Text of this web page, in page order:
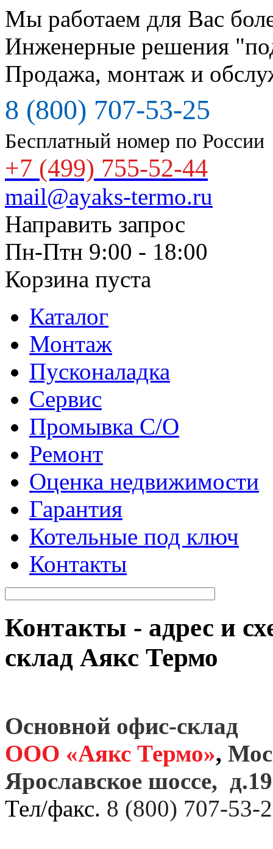
Мы работаем для Вас
Инженерные решения
Продажа, монтаж и
8 (800) 707-53-25
Бесплатный номер по России
+7 (499) 755-52-44
mail@ayaks-termo.ru
Направить запрос
Пн-Птн 9:00 - 18:00
Корзина пуста
Каталог
Монтаж
Пусконаладка
Сервис
Промывка С/О
Ремонт
Оценка недвижимости
Гарантия
Котельные под ключ
Контакты
Контакты - адрес и
склад Аякс Термо
Основной офис-склад
ООО «Аякс Термо»,
Ярославское шоссе,
Тел/факс. 8 (800) 707-53-